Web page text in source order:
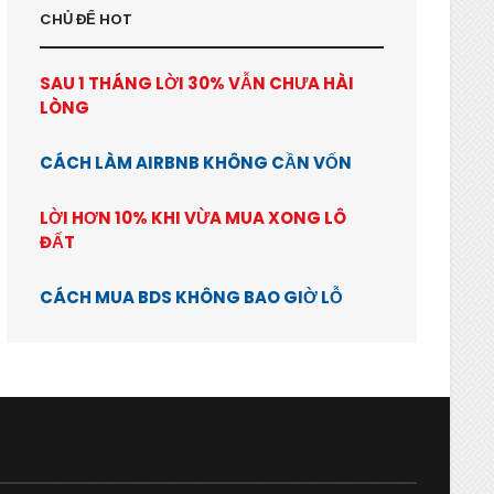
CHỦ ĐỂ HOT
SAU 1 THÁNG LỜI 30% VẪN CHƯA HÀI
LÒNG
CÁCH LÀM AIRBNB KHÔNG CẦN VỐN
LỜI HƠN 10% KHI VỪA MUA XONG LÔ
ĐẤT
CÁCH MUA BDS KHÔNG BAO GIỜ LỖ